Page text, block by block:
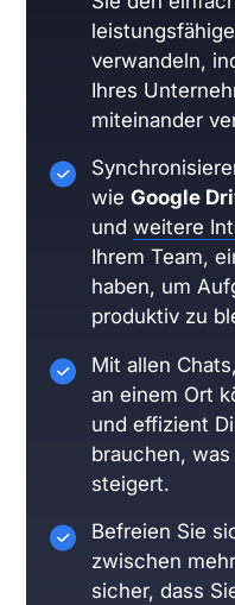
verwandeln,
Ihres
miteinander
wie Google
und weitere
Ihrem Team,
haben, um
produktiv zu
Mit allen
an einem Ort
und effizient
brauchen,
steigert.
Befreien Sie
zwischen
sicher, dass